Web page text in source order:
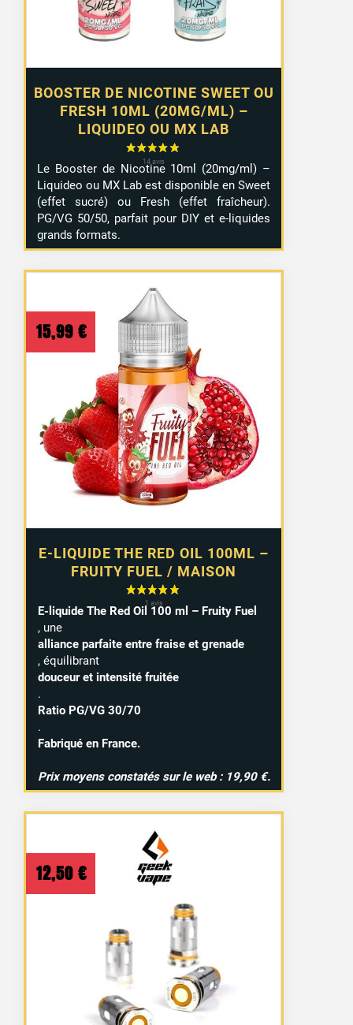
BOOSTER DE NICOTINE SWEET OU
FRESH 10ML (20MG/ML) –
LIQUIDEO OU MX LAB
10,99 €
Le Booster de Nicotine 10ml (20mg/ml) –
Liquideo ou MX Lab est disponible en Sweet
(effet sucré) ou Fresh (effet fraîcheur).
PG/VG 50/50, parfait pour DIY et e-liquides
grands formats.
E-LIQUIDE THE RED OIL 100ML –
FRUITY FUEL / MAISON
15,99 €
E-liquide The Red Oil 100 ml – Fruity Fuel
, une
alliance parfaite entre fraise et grenade
, équilibrant
douceur et intensité fruitée
.
Ratio PG/VG 30/70
.
Fabriqué en France.
Prix moyens constatés sur le web : 19,90 €.
12,50 €